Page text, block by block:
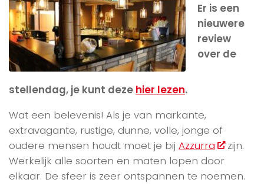
Er is een
nieuwere
review
over de
stellendag, je kunt deze hier lezen.
Wat een belevenis! Als je van markante,
extravagante, rustige, dunne, volle, jonge of
oudere mensen houdt moet je bij Azzurra
zijn.
Werkelijk alle soorten en maten lopen door
elkaar. De sfeer is zeer ontspannen te noemen.